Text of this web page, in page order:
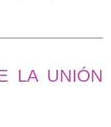
LA UNIÓN